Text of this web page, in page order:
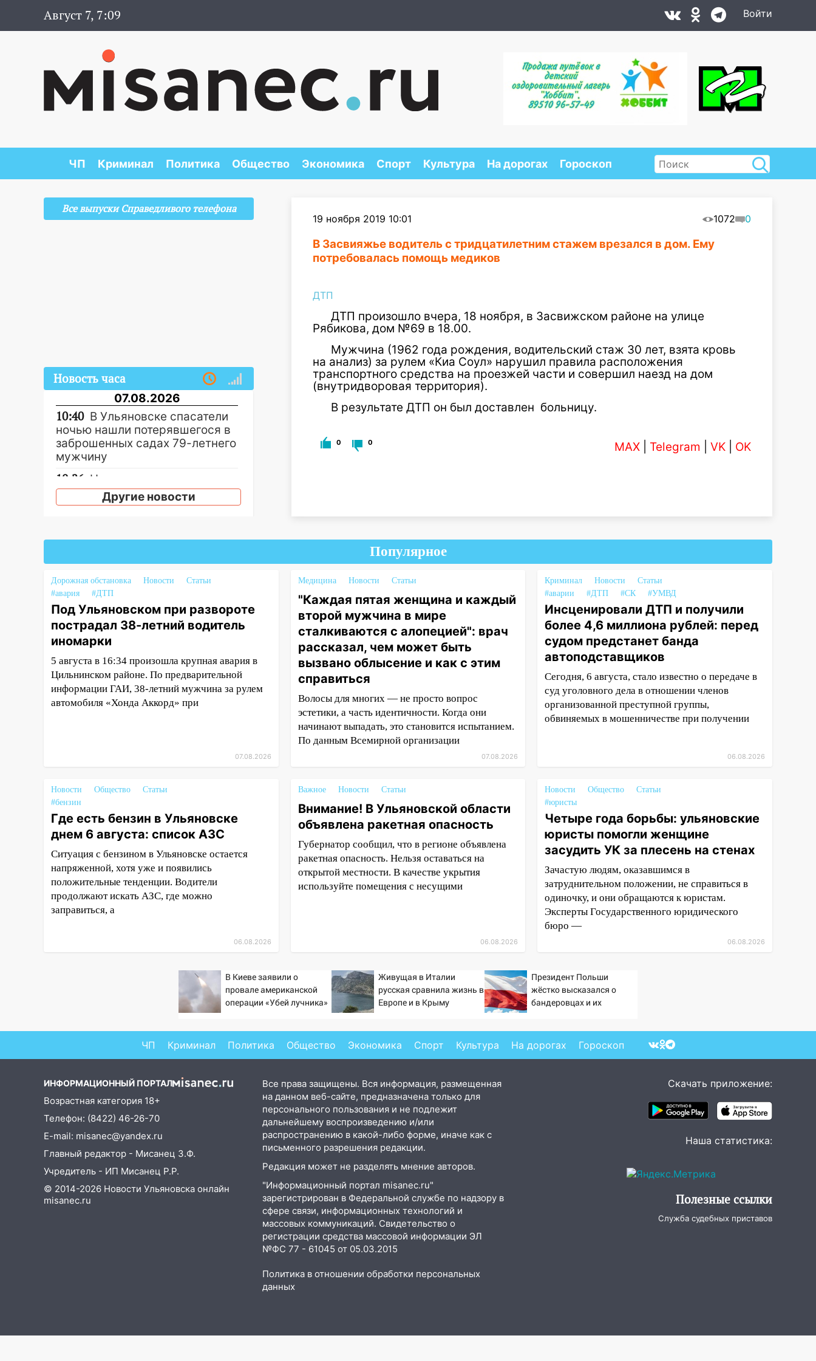
Август 7, 7:09 Войти
ЧП Криминал Политика Общество Экономика Спорт Культура На дорогах Гороскоп
19 ноября 2019 10:01 1072 0
В Засвияжье водитель с тридцатилетним стажем врезался в дом. Ему
потребовалась помощь медиков
ДТП
ДТП произошло вчера, 18 ноября, в Засвижском районе на улице
Рябикова, дом №69 в 18.00.
Мужчина (1962 года рождения, водительский стаж 30 лет, взята кровь
на анализ) за рулем «Киа Соул» нарушил правила расположения
транспортного средства на проезжей части и совершил наезд на дом
(внутридворовая территория).
В результате ДТП он был доставлен больницу.
0 0 MAX Telegram VK OK
Все выпуски Справедливого телефона
Новость часа
07.08.2026
10:40 В Ульяновске спасатели
ночью нашли потерявшегося в
заброшенных садах 79-летнего
мужчину
10:26 На нескольких улицах
Ульяновска временно
отключили холодную воду
участников коррупционной
колонию на 7 и 8 лет
09:52
Ночью беспилотники
сбили над соседними
Татарстаном и Саратовской
областью
уверовала в Бога в СИЗО
09:35 В Ульяновске директора
фирмы будут судить за
07:20
ожидается знойный и сухой
четверг
06:00 Под Ульяновском при
развороте пострадал 38-
летний водитель иномарки
05:00 «Каждая пятая женщина
и каждый второй мужчина в
Гороскоп на 7 августа:
пятница принесет прилив
творческой энергии и отличные
шансы исправить старые
ошибки
Прогноз погоды на 7
августа в Ульяновской области
20:04
на забег, посвящённый Дню
воздушного флота России
19:12 В Ульяновской области
руководителя частной
компании наказали за сокрытие
Другие новости
Популярное
Дорожная обстановка Новости
Статьи
#авария
#ДТП
Под Ульяновском при развороте
пострадал 38-летний водитель
иномарки
5 августа в 16:34 произошла крупная авария в
Цильнинском районе. По предварительной
информации ГАИ, 38-летний мужчина за рулем
автомобиля «Хонда Аккорд» при
07.08.2026
Медицина Новости Статьи
"Каждая пятая женщина и каждый
второй мужчина в мире
сталкиваются с алопецией": врач
рассказал, чем может быть
вызвано облысение и как с этим
справиться
Волосы для многих — не просто вопрос
эстетики, а часть идентичности. Когда они
начинают выпадать, это становится испытанием.
По данным Всемирной организации
07.08.2026
Криминал Новости
Статьи
#аварии
#ДТП #СК #УМВД
Инсценировали ДТП и получили
более 4,6 миллиона рублей: перед
судом предстанет банда
автоподставщиков
Сегодня, 6 августа, стало известно о передаче в
суд уголовного дела в отношении членов
организованной преступной группы,
обвиняемых в мошенничестве при получении
06.08.2026
Новости Общество
Статьи
#бензин
Где есть бензин в Ульяновске
днем 6 августа: список АЗС
Ситуация с бензином в Ульяновске остается
напряженной, хотя уже и появились
положительные тенденции. Водители
продолжают искать АЗС, где можно
заправиться, а
06.08.2026
Важное Новости Статьи
Внимание! В Ульяновской области
объявлена ракетная опасность
Губернатор сообщил, что в регионе объявлена
ракетная опасность. Нельзя оставаться на
открытой местности. В качестве укрытия
используйте помещения с несущими
06.08.2026
Новости Общество
Статьи
#юристы
Четыре года борьбы: ульяновские
юристы помогли женщине
засудить УК за плесень на стенах
Зачастую людям, оказавшимся в
затруднительном положении, не справиться в
одиночку, и они обращаются к юристам.
Эксперты Государственного юридического
бюро —
06.08.2026
В Киеве заявили о
провале американской
операции «Убей лучника»
Живущая в Италии
русская сравнила жизнь в
Европе и в Крыму
Президент Польши
жёстко высказался о
бандеровцах и их
ЧП Криминал Политика Общество Экономика Спорт Культура На дорогах Гороскоп
ИНФОРМАЦИОННЫЙ ПОРТАЛ
Возрастная категория 18+
Телефон: (8422) 46-26-70
E-mail: misanec@yandex.ru
Главный редактор - Мисанец З.Ф.
Учредитель - ИП Мисанец Р.Р.
© 2014-2026 Новости Ульяновска онлайн
misanec.ru
Все права защищены. Вся информация, размещенная
на данном веб-сайте, предназначена только для
персонального пользования и не подлежит
дальнейшему воспроизведению и/или
распространению в какой-либо форме, иначе как с
письменного разрешения редакции.
Редакция может не разделять мнение авторов.
"Информационный портал misanec.ru"
зарегистрирован в Федеральной службе по надзору в
сфере связи, информационных технологий и
массовых коммуникаций. Свидетельство о
регистрации средства массовой информации ЭЛ
№ФС 77 - 61045 от 05.03.2015
Политика в отношении обработки персональных
данных
Скачать приложение:
Наша статистика:
Полезные ссылки
Служба судебных приставов